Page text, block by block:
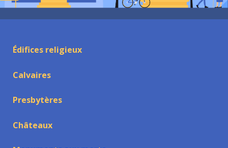
Édifices religieux
Calvaires
Presbytères
Châteaux